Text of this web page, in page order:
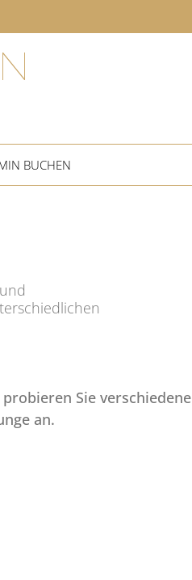
BUCHEN
Sie verschiedene
an.